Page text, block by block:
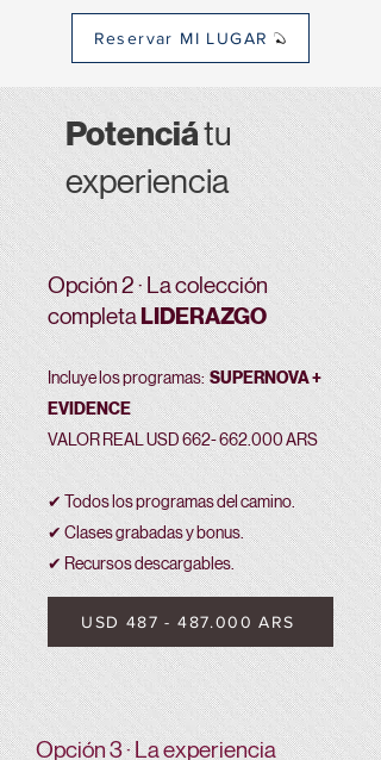
Reservar MI LUGAR
Potenciátu
experiencia
Opción 2 · La colección
completaLIDERAZGO
Incluye los programas:SUPERNOVA +
EVIDENCE
VALOR REAL USD662- 662.000ARS
✔ Todos los programas del camino.
✔ Clases grabadas y bonus.
✔ Recursos descargables.
USD 487 - 487.000 ARS
Opción 3 · La experiencia